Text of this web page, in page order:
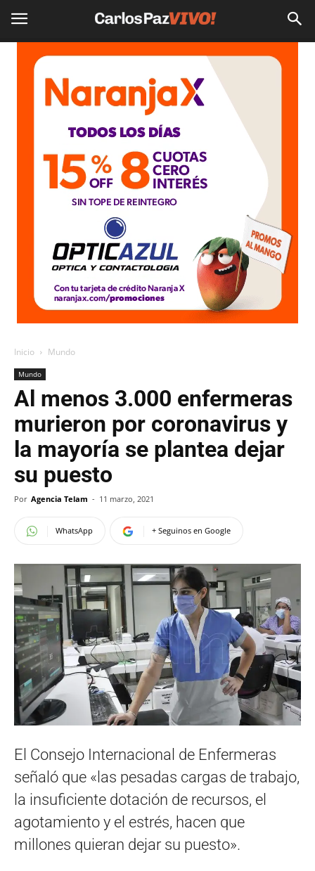
Inicio Mundo
Mundo
Al menos 3.000 enfermeras
murieron por coronavirus y
la mayoría se plantea dejar
su puesto
Por Agencia Telam - 11 marzo, 2021
WhatsApp + Seguinos en Google
El Consejo Internacional de Enfermeras
señaló que «las pesadas cargas de trabajo,
la insuficiente dotación de recursos, el
agotamiento y el estrés, hacen que
millones quieran dejar su puesto».